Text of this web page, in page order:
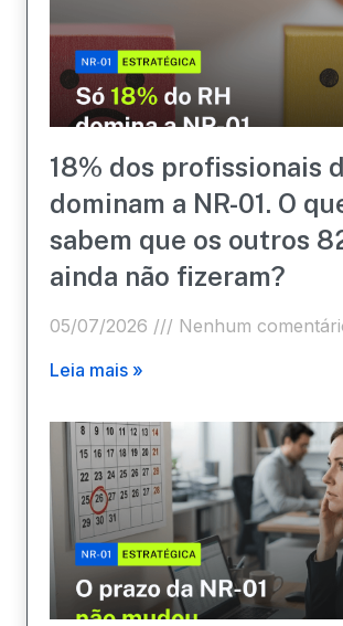
18% dos profissionais
dominam a NR-01. O
sabem que os outros
ainda não fizeram?
05/07/2026
Nenhum
Leia mais »